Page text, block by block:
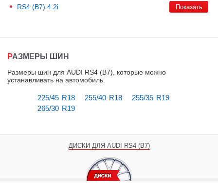
RS4 (B7) 4.2i
РАЗМЕРЫ ШИН
Размеры шин для AUDI RS4 (B7), которые можно
устанавливать на автомобиль
225/45 R18 255/40 R18
255/35 R19
265/30 R19
ДИСКИ ДЛЯ AUDI RS4 (B7)